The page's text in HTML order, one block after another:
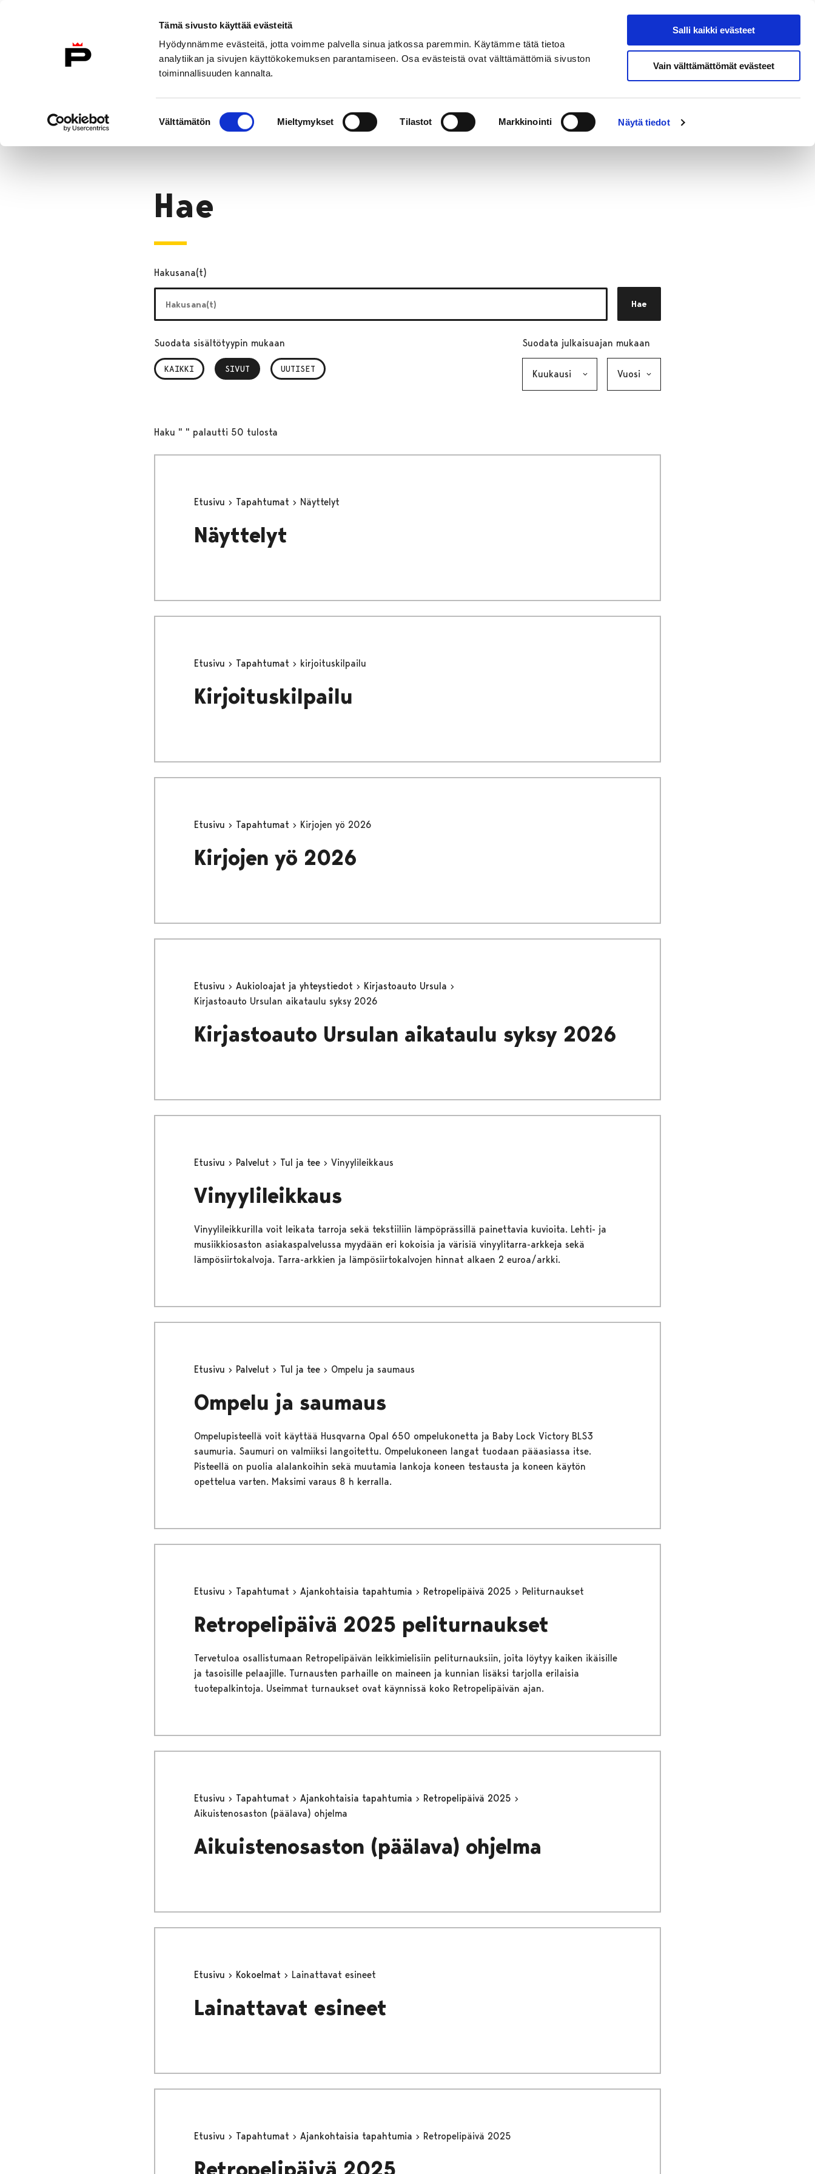
Tämä sivusto käyttää evästeitä
Hyödynnämme evästeitä, jotta voimme palvella sinua jatkossa paremmin. Käytämme tätä tietoa
analytiikan ja sivujen käyttökokemuksen parantamiseen. Osa evästeistä ovat välttämättömiä sivuston
toiminnallisuuden kannalta.
valinta
Välttämätön Mieltymykset Tilastot Markkinointi Näytä tiedot
Salli kaikki evästeet
Vain välttämättömät evästeet
English
Hae sivustolta
Etusivu
Hae
Hae
Hakusana(t)
Hae
Suodata sisältötyypin mukaan
KAIKKI SIVUT
, VALITTU UUTISET
Suodata julkaisuajan mukaan
Haku " " palautti 50 tulosta
Etusivu Tapahtumat Näyttelyt
Näyttelyt
Etusivu Tapahtumat kirjoituskilpailu
Kirjoituskilpailu
Etusivu Tapahtumat Kirjojen yö 2026
Kirjojen yö 2026
Etusivu Aukioloajat ja yhteystiedot
Kirjastoauto Ursula
Kirjastoauto Ursulan aikataulu syksy 2026
Kirjastoauto Ursulan aikataulu syksy 2026
Etusivu Palvelut Tul ja tee Vinyylileikkaus
Vinyylileikkaus
Vinyylileikkurilla voit leikata tarroja sekä tekstiiliin lämpöprässillä painettavia kuvioita. Lehti- ja
musiikkiosaston asiakaspalvelussa myydään eri kokoisia ja värisiä vinyylitarra-arkkeja sekä
lämpösiirtokalvoja. Tarra-arkkien ja lämpösiirtokalvojen hinnat alkaen 2 euroa/arkki.
Etusivu Palvelut Tul ja tee Ompelu ja saumaus
Ompelu ja saumaus
Ompelupisteellä voit käyttää Husqvarna Opal 650 ompelukonetta ja Baby Lock Victory BLS3
saumuria. Saumuri on valmiiksi langoitettu. Ompelukoneen langat tuodaan pääasiassa itse.
Pisteellä on puolia alalankoihin sekä muutamia lankoja koneen testausta ja koneen käytön
opettelua varten. Maksimi varaus 8 h kerralla.
Etusivu Tapahtumat Ajankohtaisia tapahtumia Retropelipäivä 2025 Peliturnaukset
Retropelipäivä 2025 peliturnaukset
Tervetuloa osallistumaan Retropelipäivän leikkimielisiin peliturnauksiin, joita löytyy kaiken ikäisille
ja tasoisille pelaajille. Turnausten parhaille on maineen ja kunnian lisäksi tarjolla erilaisia
tuotepalkintoja. Useimmat turnaukset ovat käynnissä koko Retropelipäivän ajan.
Etusivu Tapahtumat Ajankohtaisia tapahtumia
Retropelipäivä 2025
Aikuistenosaston (päälava) ohjelma
Aikuistenosaston (päälava) ohjelma
Etusivu Kokoelmat Lainattavat esineet
Lainattavat esineet
Etusivu Tapahtumat Ajankohtaisia tapahtumia Retropelipäivä 2025